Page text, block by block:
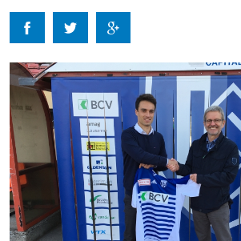
KIDS
BUSINESS
RESTAURATION
CLUB
CONTACT